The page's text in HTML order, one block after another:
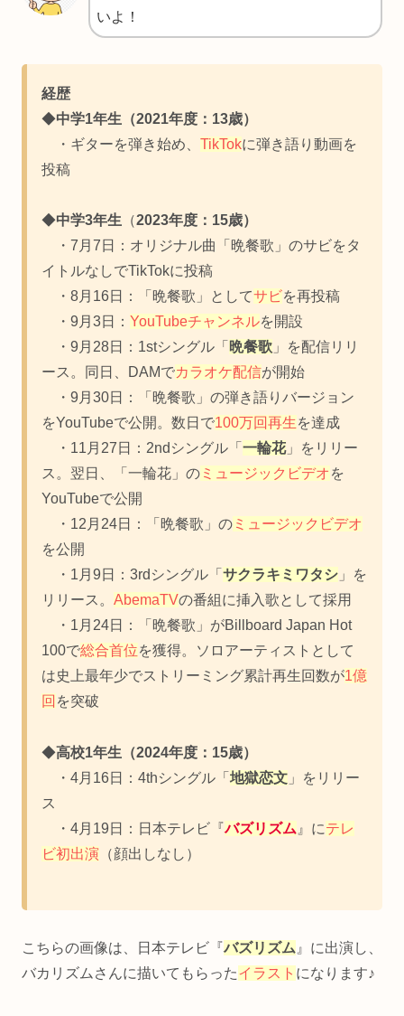
いよ！
経歴
◆中学1年生（2021年度：13歳）
・ギターを弾き始め、 TikTokに弾き語り動画を
投稿
◆中学3年生 （2023年度：15歳）
・7月7日：オリジナル曲「晩餐歌」のサビをタ
イトルなしでTikTokに投稿
・8月16日：「晩餐歌」としてサビを再投稿
・9月3日： YouTubeチャンネルを開設
・9月28日：1stシングル「 晩餐歌 」を配信リリ
ース。同日、DAMでカラオケ配信が開始
・9月30日：「晩餐歌」の弾き語りバージョン
をYouTubeで公開。数日で100万回再生を達成
・11月27日：2ndシングル「 一輪花」をリリー
ス。翌日、「一輪花」の ミュージックビデオ を
YouTubeで公開
・12月24日：「晩餐歌」の ミュージックビデオ
を公開
・1月9日：3rdシングル「 サクラキミワタシ 」を
リリース。 AbemaTVの番組に挿入歌として採用
・1月24日：「晩餐歌」がBillboard Japan Hot
100で総合首位を獲得。ソロアーティストとして
は史上最年少でストリーミング累計再生回数が1億
回 を突破
◆高校1年生（2024年度：15歳）
・4月16日：4thシングル「 地獄恋文 」をリリー
ス
・4月19日：日本テレビ『バズリズム 』にテレ
ビ初出演 （顔出しなし）
こちらの画像は、日本テレビ『 バズリズム』に出演し、
バカリズムさんに描いてもらったイラスト になります♪